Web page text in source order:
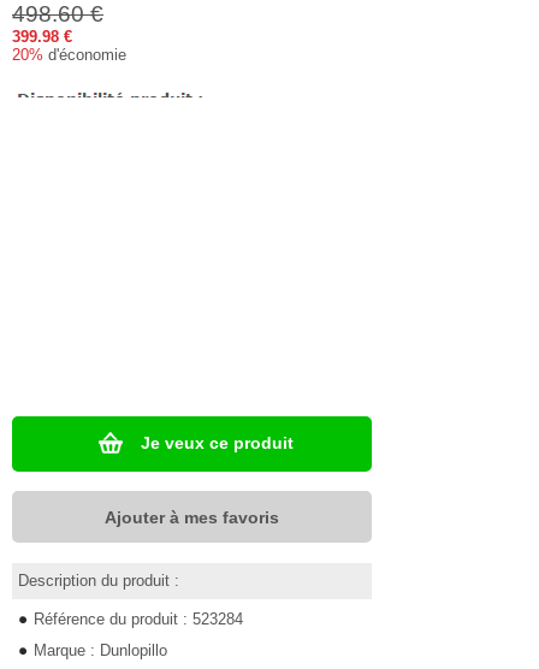
498.60 €
399.98 €
20% d'économie
Je veux ce produit
Ajouter à mes favoris
Description du produit :
Référence du produit : 523284
Marque : Dunlopillo